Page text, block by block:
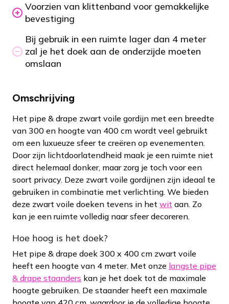
Voorzien van klittenband voor gemakkelijke
bevestiging
Bij gebruik in een ruimte lager dan 4 meter
zal je het doek aan de onderzijde moeten
omslaan
Omschrijving
Het pipe & drape zwart voile gordijn met een breedte
van 300 en hoogte van 400 cm wordt veel gebruikt
om een luxueuze sfeer te creëren op evenementen.
Door zijn lichtdoorlatendheid maak je een ruimte niet
direct helemaal donker, maar zorg je toch voor een
soort privacy. Deze zwart voile gordijnen zijn ideaal te
gebruiken in combinatie met verlichting. We bieden
deze zwart voile doeken tevens in het wit aan. Zo
kan je een ruimte volledig naar sfeer decoreren.
Hoe hoog is het doek?
Het pipe & drape doek 300 x 400 cm zwart voile
heeft een hoogte van 4 meter. Met onze langste pipe
& drape staanders kan je het doek tot de maximale
hoogte gebruiken. De staander heeft een maximale